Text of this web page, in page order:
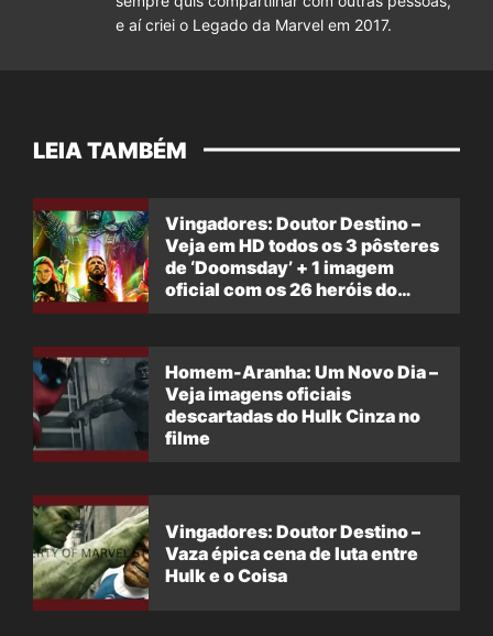
e aí criei o Legado da Marvel em 2017.
LEIA TAMBÉM
Vingadores: Doutor Destino –
Veja em HD todos os 3 pôsteres
de ‘Doomsday’ + 1 imagem
oficial com os 26 heróis do
Homem-Aranha: Um Novo Dia –
Veja imagens oficiais
descartadas do Hulk Cinza no
filme
Vingadores: Doutor Destino –
Vaza épica cena de luta entre
Hulk e o Coisa